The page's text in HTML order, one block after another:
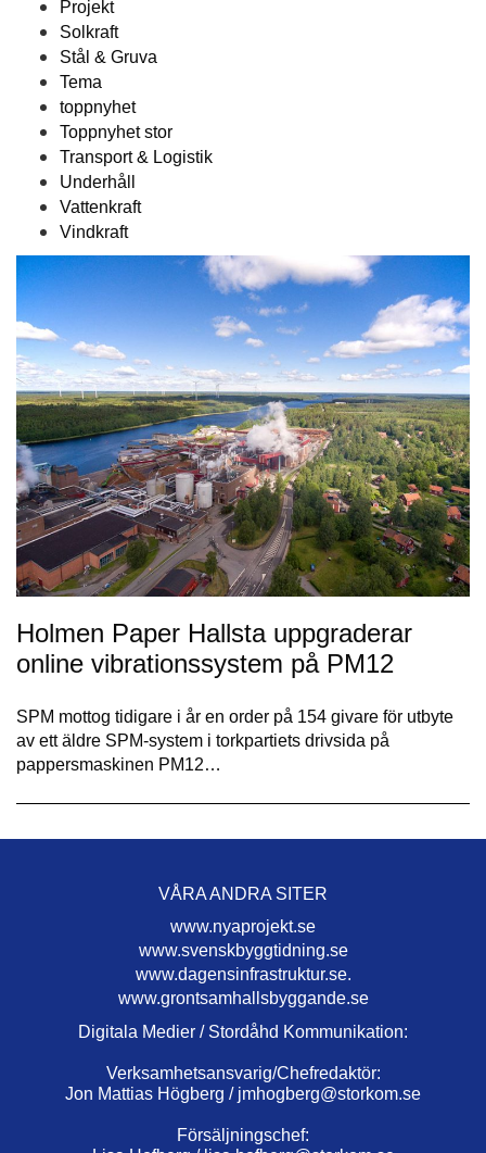
Projekt
Solkraft
Stål & Gruva
Tema
toppnyhet
Toppnyhet stor
Transport & Logistik
Underhåll
Vattenkraft
Vindkraft
Holmen Paper Hallsta uppgraderar
online vibrationssystem på PM12
SPM mottog tidigare i år en order på 154 givare för utbyte
av ett äldre SPM-system i torkpartiets drivsida på
pappersmaskinen PM12…
VÅRA ANDRA SITER
www.nyaprojekt.se
www.svenskbyggtidning.se
www.dagensinfrastruktur.se.
www.grontsamhallsbyggande.se
Digitala Medier / Stordåhd Kommunikation:
Verksamhetsansvarig/Chefredaktör:
Jon Mattias Högberg / jmhogberg@storkom.se
Försäljningschef: